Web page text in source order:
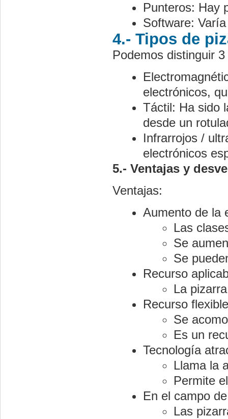
Punteros: Hay
Software:
4.- Tipos de
Podemos distinguir
electrónicos,
Táctil: Ha sido
desde un
Infrarrojos /
electrónicos
5.- Ventajas y
Ventajas:
Aumento de la
Las
Se
Se
Recurso
La
Recurso
Se
Es un
Tecnología
Llama la
Permite
En el campo
Las